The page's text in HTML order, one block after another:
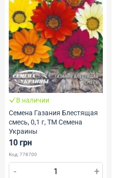
В наличии
Семена Газания Блестящая
смесь, 0,1 г, ТМ Семена
Украины
10 грн
Код: 778700
- +